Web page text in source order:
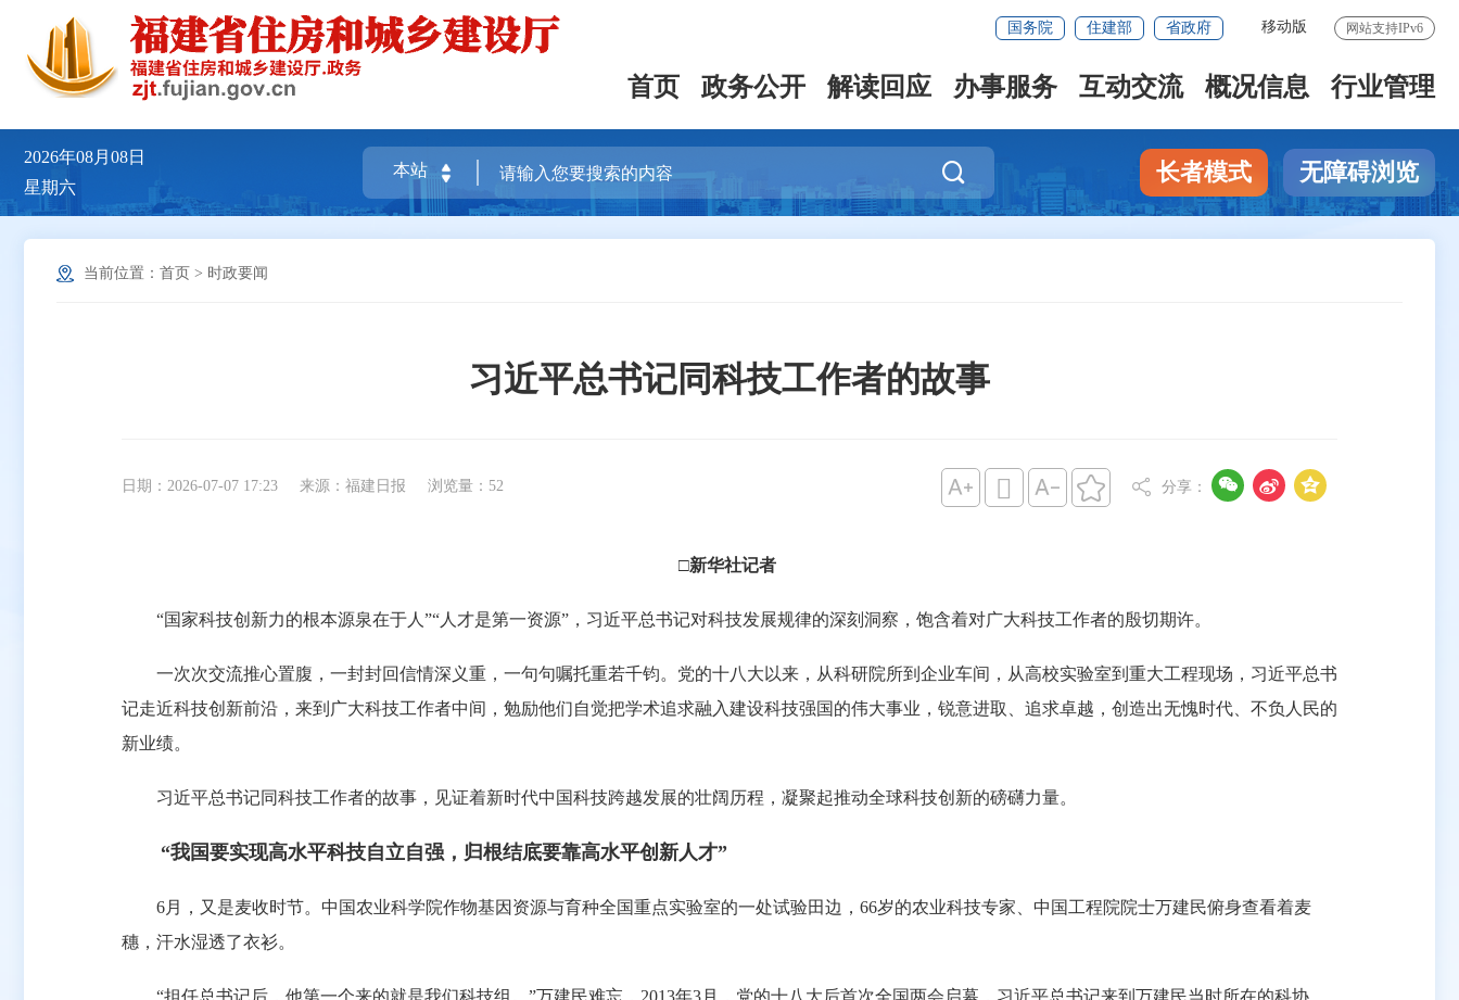
网站支持IPv6
移动版
国务院 住建部 省政府
首页 政务公开 解读回应 办事服务 互动交流 概况信息 行业管理
2026年08月08日
星期六
 长者模式 无障碍浏览
当前位置： 首页 > 时政要闻
习近平总书记同科技工作者的故事
日期：2026-07-07 17:23 来源：福建日报 浏览量： 52      分享：   
□新华社记者
“国家科技创新力的根本源泉在于人”“人才是第一资源”，习近平总书记对科技发展规律的深刻洞察，饱含着对广大科技工作者的殷切期许。
一次次交流推心置腹，一封封回信情深义重，一句句嘱托重若千钧。党的十八大以来，从科研院所到企业车间，从高校实验室到重大工程现场，习近平总书
记走近科技创新前沿，来到广大科技工作者中间，勉励他们自觉把学术追求融入建设科技强国的伟大事业，锐意进取、追求卓越，创造出无愧时代、不负人民的
新业绩。
习近平总书记同科技工作者的故事，见证着新时代中国科技跨越发展的壮阔历程，凝聚起推动全球科技创新的磅礴力量。
“我国要实现高水平科技自立自强，归根结底要靠高水平创新人才”
6月，又是麦收时节。中国农业科学院作物基因资源与育种全国重点实验室的一处试验田边，66岁的农业科技专家、中国工程院院士万建民俯身查看着麦
穗，汗水湿透了衣衫。
“担任总书记后，他第一个来的就是我们科技组。”万建民难忘，2013年3月，党的十八大后首次全国两会启幕，习近平总书记来到万建民当时所在的科协、